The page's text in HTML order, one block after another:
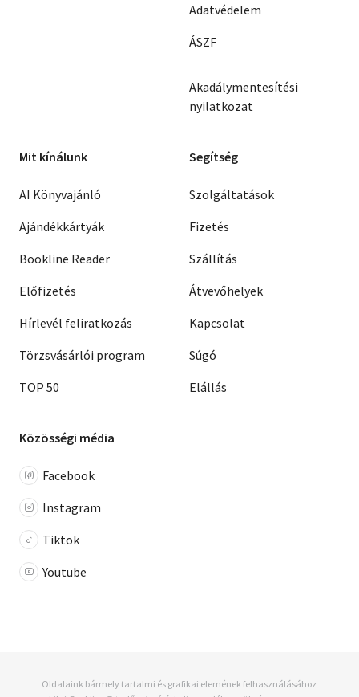
Adatvédelem
ÁSZF
Akadálymentesítési
nyilatkozat
Mit kínálunk
AI Könyvajánló
Ajándékkártyák
Bookline Reader
Előfizetés
Hírlevél feliratkozás
Törzsvásárlói program
TOP 50
Segítség
Szolgáltatások
Fizetés
Szállítás
Átvevőhelyek
Kapcsolat
Súgó
Elállás
Közösségi média
Facebook
Instagram
Tiktok
Youtube
Oldalaink bármely tartalmi és grafikai elemének felhasználásához